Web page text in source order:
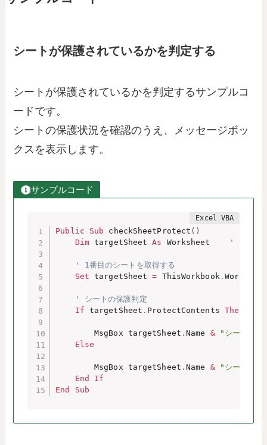
シートが保護されているかを判定する
シートが保護されているかを判定するサンプルコ
ードです。
シートの保護状況を確認のうえ、メッセージボッ
クスを表示します。
サンプルコード
Public Sub checkSheetProtect ( )
Dim targetSheet As Worksheet ' チェッ
' 1番目のシートを取得する
Set targetSheet = ThisWorkbook.
' シートの保護判定
If targetSheet . ProtectContents Then
        MsgBox targetSheet
. Name &
"シートは保
Else
        MsgBox targetSheet
. Name &
"シートは保
End
If
End
Sub